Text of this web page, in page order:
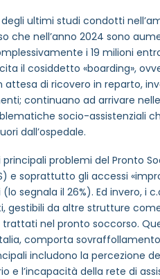
degli ultimi studi condotti
che nell’anno 2024 sono
i 19 milioni
il cosiddetto «boarding»,
attesa di ricovero in reparto,
continuano ad arrivare
socio-assistenziali
dall’ospedale.
principali problemi del Pronto
e soprattutto gli accessi
segnala il 26%). Ed invero, i
gestibili da altre strutture
nel pronto soccorso.
comporta
includono la percezione
e l’incapacità della rete di